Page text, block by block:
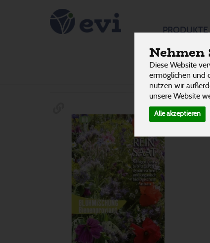
Nehmen
Diese Website
ermöglichen und
nutzen wir
unsere Website
Alle akzeptieren
PRODUKTE
Blumen
Allergene